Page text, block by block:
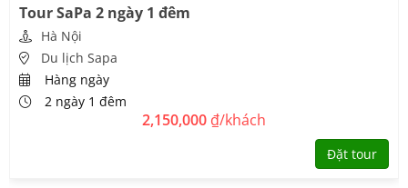
Tour SaPa 2 ngày 1 đêm
Hà Nội
Du lịch Sapa
Hàng ngày
2 ngày 1 đêm
2,150,000 ₫/khách
Đặt tour